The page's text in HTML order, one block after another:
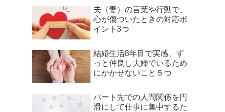
夫（妻）の言葉や行動で、
心が傷ついたときの対応ポ
イント3つ
結婚生活8年目で実感、ず
っと仲良し夫婦でいるため
にかかせないこと５つ
パート先での人間関係を円
滑にして仕事に集中するた